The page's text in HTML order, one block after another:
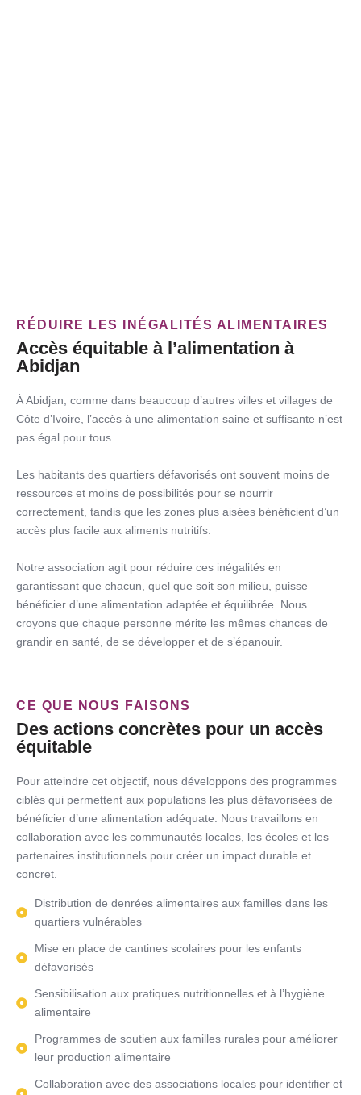
RÉDUIRE LES INÉGALITÉS ALIMENTAIRES
Accès équitable à l’alimentation à
Abidjan
À Abidjan, comme dans beaucoup d’autres villes et villages de
Côte d’Ivoire, l’accès à une alimentation saine et suffisante n’est
pas égal pour tous.
Les habitants des quartiers défavorisés ont souvent moins de
ressources et moins de possibilités pour se nourrir
correctement, tandis que les zones plus aisées bénéficient d’un
accès plus facile aux aliments nutritifs.
Notre association agit pour réduire ces inégalités en
garantissant que chacun, quel que soit son milieu, puisse
bénéficier d’une alimentation adaptée et équilibrée. Nous
croyons que chaque personne mérite les mêmes chances de
grandir en santé, de se développer et de s’épanouir.
CE QUE NOUS FAISONS
Des actions concrètes pour un accès
équitable
Pour atteindre cet objectif, nous développons des programmes
ciblés qui permettent aux populations les plus défavorisées de
bénéficier d’une alimentation adéquate. Nous travaillons en
collaboration avec les communautés locales, les écoles et les
partenaires institutionnels pour créer un impact durable et
concret.
Distribution de denrées alimentaires aux familles dans les
quartiers vulnérables
Mise en place de cantines scolaires pour les enfants
défavorisés
Sensibilisation aux pratiques nutritionnelles et à l’hygiène
alimentaire
Programmes de soutien aux familles rurales pour améliorer
leur production alimentaire
Collaboration avec des associations locales pour identifier et